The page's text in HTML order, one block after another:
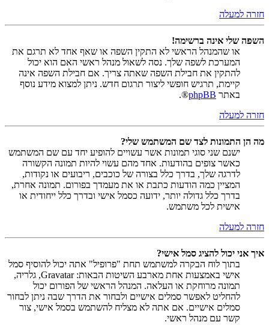
חזרה למעלה
השפה שלי אינה ברשימה!
או שהמנהל הראשי לא התקין השפה או שאף אחד לא תרגם את
המערכת לשפה שלך. נסה לשאול מנהל ראשי האם הוא יכול
להתקין את חבילת השפה שאתה צריך. אם חבילת השפה אינה
קיימת, תרגיש חופשי ליצור תרגום חדש. ניתן למצוא מידע נוסף
באתר phpBB
®.
חזרה למעלה
מה הן התמונות לצד שם המשתמש שלי?
ישנם שני סוגי תמונות אשר עשויים להופיע יחד עם שם המשתמש
כאשר צופים בהודעות. אחד מהם עשוי להיות תמונה הקשורה
לדרגה שלך, בדרך כלל בצורה של כוכבים, ריבועים או נקודות,
המציין כמה הודעות כתבת או את מעמדך בפורום. תמונה אחרת,
בדרך כלל גדולה יותר, ידועה כסמל אישי ובדרך כלל ייחודית או
אישית לכל משתמש.
חזרה למעלה
איך אני יכול להציג סמל אישי?
בתוך לוח הבקרה למשתמש תחת "פרופיל" אתה יכול להוסיף סמל
אישי באמצעות אחת מארבע השיטות הבאות: Gravatar, גלריה,
תמונה מרוחקת או העלאה. המנהל הראשי של הפורום יכול
להחליט לאפשר סמלים אישיים ולבחור את הדרך שבה ניתן לבחור
סמלים אישיים. אם אתה לא מצליח להשתמש בסמל אישי, צור
קשר עם מנהל ראשי.